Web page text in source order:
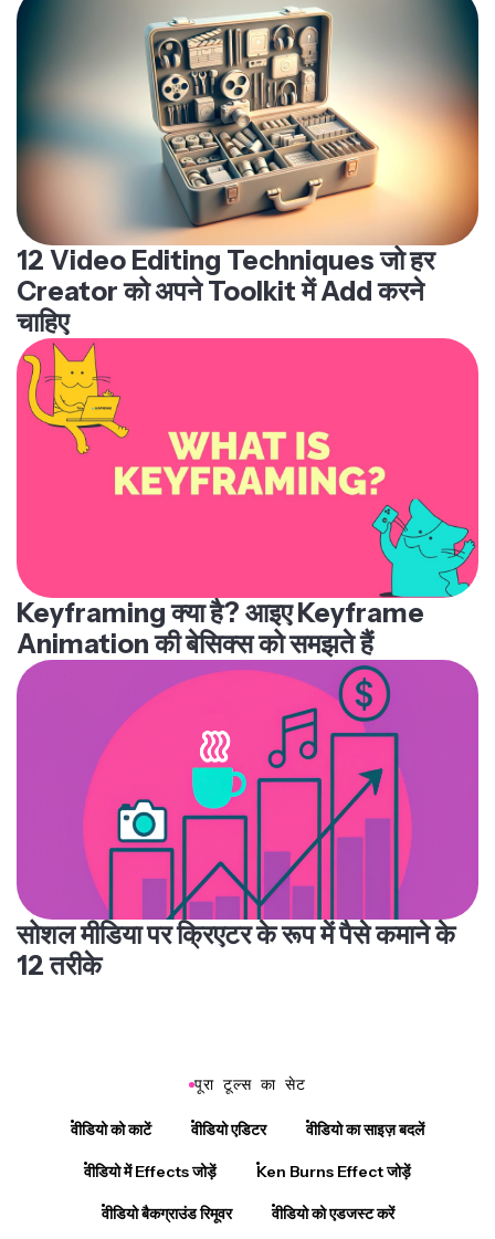
12 Video Editing Techniques जो हर
Creator को अपने Toolkit में Add करने
चाहिए
Keyframing क्या है? आइए Keyframe
Animation की बेसिक्स को समझते हैं
सोशल मीडिया पर क्रिएटर के रूप में पैसे कमाने के
12 तरीके
पूरा टूल्स का सेट
वीडियो को काटें वीडियो एडिटर वीडियो का साइज़ बदलें
वीडियो में Effects जोड़ें Ken Burns Effect जोड़ें
वीडियो बैकग्राउंड रिमूवर वीडियो को एडजस्ट करें